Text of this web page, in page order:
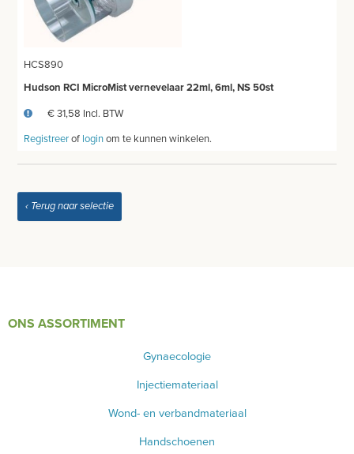
HCS890
Hudson RCI MicroMist vernevelaar 22ml, 6ml, NS 50st
€ 31,58 Incl. BTW
Registreerof loginom te kunnen winkelen.
‹ Terug naar selectie
ONS ASSORTIMENT
Gynaecologie
Injectiemateriaal
Wond- en verbandmateriaal
Handschoenen